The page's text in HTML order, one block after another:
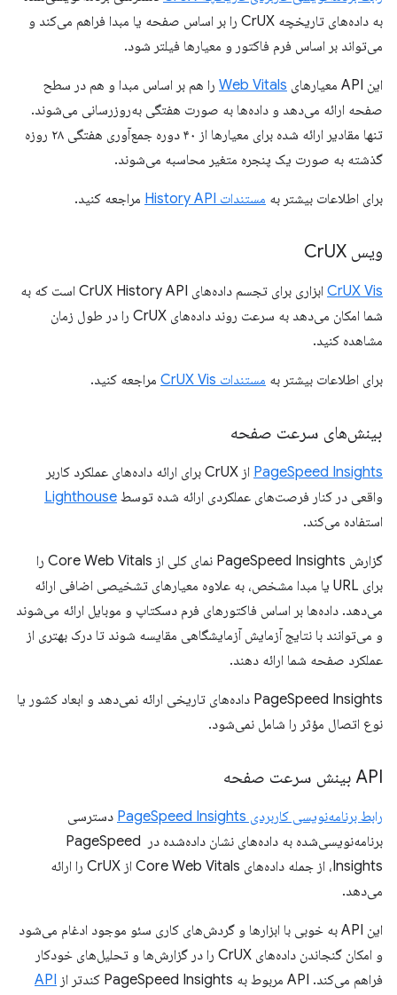
به داده‌های تاریخچه CrUX را بر اساس صفحه یا مبدا فراهم می‌کند و
می‌تواند بر اساس فرم فاکتور و معیارها فیلتر شود.
این API معیارهای Web Vitals را هم بر اساس مبدا و هم در سطح
صفحه ارائه می‌دهد و داده‌ها به صورت هفتگی به‌روزرسانی می‌شوند.
تنها مقادیر ارائه شده برای معیارها از ۴۰ دوره جمع‌آوری هفتگی ۲۸ روزه
گذشته به صورت یک پنجره متغیر محاسبه می‌شوند.
برای اطلاعات بیشتر به مستندات History API مراجعه کنید.
ویس Cr UX
CrUX Vis
ابزاری برای تجسم داده‌های CrUX History API است که به
شما امکان می‌دهد به سرعت روند داده‌های CrUX را در طول زمان
مشاهده کنید.
برای اطلاعات بیشتر به مستندات CrUX Vis مراجعه کنید.
بینش‌های سرعت صفحه
PageSpeed ​​Insights
از CrUX برای ارائه داده‌های عملکرد کاربر
واقعی در کنار فرصت‌های عملکردی ارائه شده توسط Lighthouse
استفاده می‌کند.
گزارش PageSpeed ​​Insights نمای کلی از Core Web Vitals را
برای URL یا مبدا مشخص، به علاوه معیارهای تشخیصی اضافی ارائه
می‌دهد. داده‌ها بر اساس فاکتورهای فرم دسکتاپ و موبایل ارائه می‌شوند
و می‌توانند با نتایج آزمایش آزمایشگاهی مقایسه شوند تا درک بهتری از
عملکرد صفحه شما ارائه دهند.
PageSpeed ​​Insights داده‌های تاریخی ارائه نمی‌دهد و ابعاد کشور یا
نوع اتصال مؤثر را شامل نمی‌شود.
API بینش سرعت صفحه
رابط برنامه‌نویسی کاربردی PageSpeed ​​Insights
دسترسی
برنامه‌نویسی‌شده به داده‌های نشان داده‌شده در PageSpeed ​​
Insights، از جمله داده‌های Core Web Vitals از CrUX را ارائه
می‌دهد.
این API به خوبی با ابزارها و گردش‌های کاری سئو موجود ادغام می‌شود
و امکان گنجاندن داده‌های CrUX را در گزارش‌ها و تحلیل‌های خودکار
فراهم می‌کند. API مربوط به PageSpeed ​​Insights کندتر از
API